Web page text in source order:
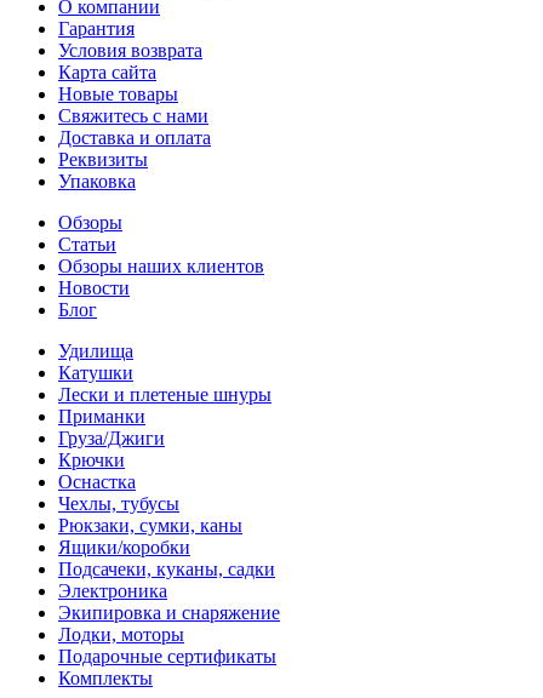
О компании
Гарантия
Условия возврата
Карта сайта
Новые товары
Свяжитесь с нами
Доставка и оплата
Реквизиты
Упаковка
Обзоры
Статьи
Обзоры наших клиентов
Новости
Блог
Удилища
Катушки
Лески и плетеные шнуры
Приманки
Груза/Джиги
Крючки
Оснастка
Чехлы, тубусы
Рюкзаки, сумки, каны
Ящики/коробки
Подсачеки, куканы, садки
Электроника
Экипировка и снаряжение
Лодки, моторы
Подарочные сертификаты
Комплекты